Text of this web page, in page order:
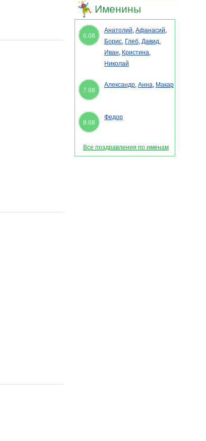
Именины
6.08
Анатолий, Афанасий,
Борис, Глеб, Давид,
Иван, Кристина,
Николай
7.08
Александр, Анна, Макар
8.08
Федор
Все поздравления по именам